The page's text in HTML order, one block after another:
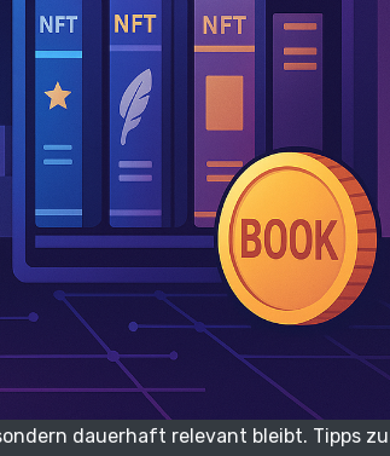
dauerhaft relevant bleibt. Tipps zu